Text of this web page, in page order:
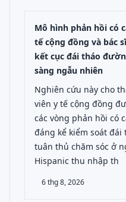
Mô hình phản hồi có
tế cộng đồng và bác
kết cục đái tháo
sàng ngẫu nhiên
Nghiên cứu này cho
viên y tế cộng đồng
các vòng phản hồi có
đáng kể kiểm soát
tuân thủ chăm sóc ở
Hispanic thu nhập th
6 thg 8, 2026